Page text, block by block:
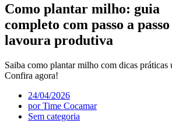
Como plantar milho: guia
completo com passo a
lavoura produtiva
Saiba como plantar milho com dicas práticas
Confira agora!
24/04/2026
porTime Cocamar
Sem categoria